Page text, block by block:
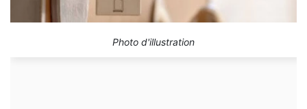
Photo d'illustration